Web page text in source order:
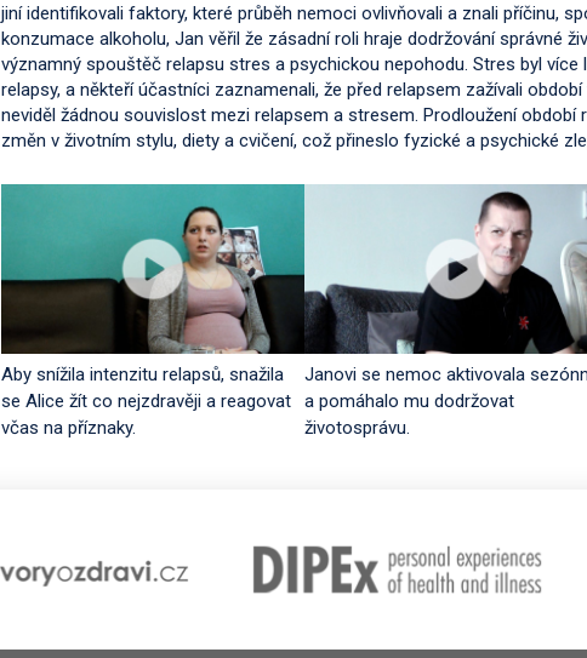
jiní identifikovali faktory, které průběh nemoci ovlivňovali a znali příčinu,
konzumace alkoholu, Jan věřil že zásadní roli hraje dodržování správné
významný spouštěč relapsu stres a psychickou nepohodu. Stres byl
relapsy, a někteří účastníci zaznamenali, že před relapsem zažívali
neviděl žádnou souvislost mezi relapsem a stresem. Prodloužení
změn v životním stylu, diety a cvičení, což přineslo fyzické a psychické
Aby snížila intenzitu relapsů, snažila
se Alice žít co nejzdravěji a reagovat
včas na příznaky.
Janovi se nemoc aktivovala
a pomáhalo mu dodržovat
životosprávu.